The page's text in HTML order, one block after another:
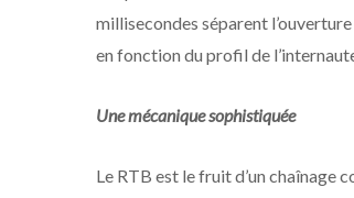
millisecondes séparent
en fonction du profil de
Une mécanique sophistiquée
Le RTB est le fruit d’un chaînage